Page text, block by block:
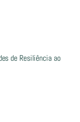
de Resiliência ao